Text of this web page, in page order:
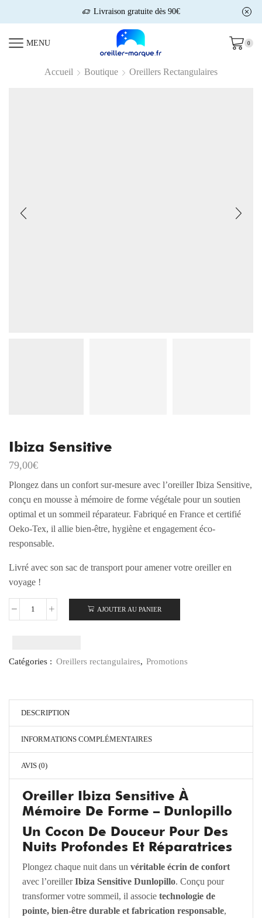
Livraison gratuite dès 90€
MENU 0
Accueil Boutique Oreillers Rectangulaires
Ibiza Sensitive
79,00€
Plongez dans un confort sur-mesure avec l’oreiller Ibiza Sensitive,
conçu en mousse à mémoire de forme végétale pour un soutien
optimal et un sommeil réparateur. Fabriqué en France et certifié
Oeko-Tex, il allie bien-être, hygiène et engagement éco-
responsable.
Livré avec son sac de transport pour amener votre oreiller en
voyage !
AJOUTER AU PANIER
Catégories : Oreillers rectangulaires, Promotions
DESCRIPTION
INFORMATIONS COMPLÉMENTAIRES
AVIS (0)
Oreiller Ibiza Sensitive À
Mémoire De Forme – Dunlopillo
Un Cocon De Douceur Pour Des
Nuits Profondes Et Réparatrices
Plongez chaque nuit dans unvéritable écrin de confort
avec l’oreillerIbiza Sensitive Dunlopillo. Conçu pour
transformer votre sommeil, il associetechnologie de
pointe, bien-être durable et fabrication responsable,